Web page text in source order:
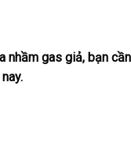
nhầm gas giả, bạn